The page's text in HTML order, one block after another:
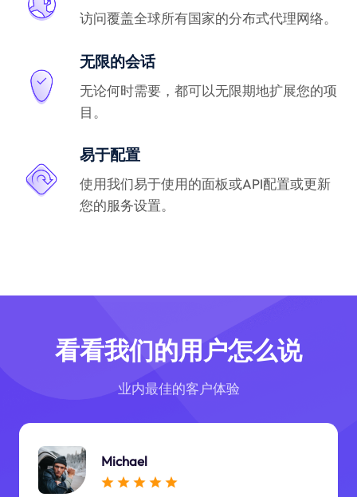
访问覆盖全球所有国家的分布式代理网络。
无限的会话
无论何时需要，都可以无限期地扩展您的项
目。
易于配置
使用我们易于使用的面板或API配置或更新
您的服务设置。
看看我们的用户怎么说
业内最佳的客户体验
Michael